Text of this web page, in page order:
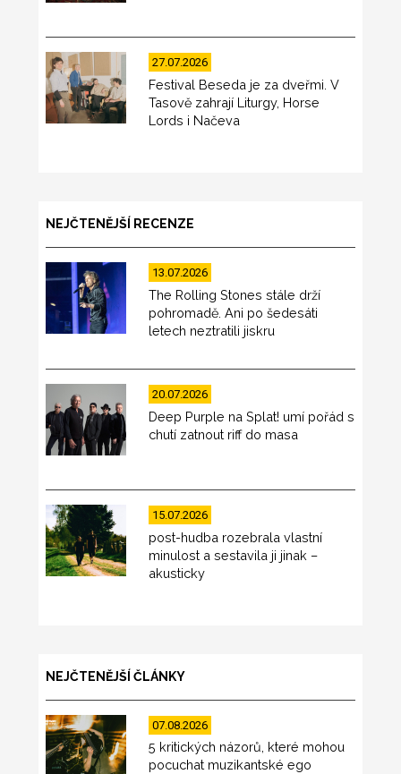
27.07.2026
Festival Beseda je za dveřmi. V
Tasově zahrají Liturgy, Horse
Lords i Načeva
NEJČTENĚJŠÍ RECENZE
13.07.2026
The Rolling Stones stále drží
pohromadě. Ani po šedesáti
letech neztratili jiskru
20.07.2026
Deep Purple na Splat! umí pořád s
chutí zatnout riff do masa
15.07.2026
post-hudba rozebrala vlastní
minulost a sestavila ji jinak –
akusticky
NEJČTENĚJŠÍ ČLÁNKY
07.08.2026
5 kritických názorů, které mohou
pocuchat muzikantské ego